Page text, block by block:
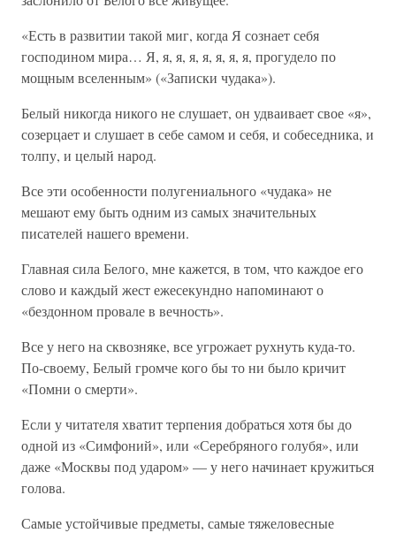
«Есть в развитии такой миг, когда Я сознает себя
господином мира… Я, я, я, я, я, я, я, я, прогудело по
мощным вселенным» («Записки чудака»).
Белый никогда никого не слушает, он удваивает свое «я»,
созерцает и слушает в себе самом и себя, и собеседника, и
толпу, и целый народ.
Все эти особенности полугениального «чудака» не
мешают ему быть одним из самых значительных
писателей нашего времени.
Главная сила Белого, мне кажется, в том, что каждое его
слово и каждый жест ежесекундно напоминают о
«бездонном провале в вечность».
Все у него на сквозняке, все угрожает рухнуть куда-то.
По-своему, Белый громче кого бы то ни было кричит
«Помни о смерти».
Если у читателя хватит терпения добраться хотя бы до
одной из «Симфоний», или «Серебряного голубя», или
даже «Москвы под ударом» — у него начинает кружиться
голова.
Самые устойчивые предметы, самые тяжеловесные